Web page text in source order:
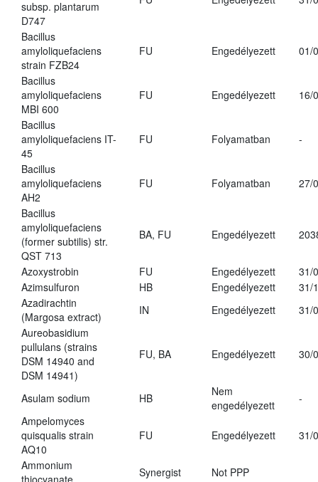
subsp. plantarum
D747
Bacillus
amyloliquefaciens
strain FZB24
FU Engedélyezett 01/
Bacillus
amyloliquefaciens
MBI 600
FU Engedélyezett 16/
Bacillus
amyloliquefaciens IT-
45
FU Folyamatban -
Bacillus
amyloliquefaciens
AH2
FU Folyamatban 27/
Bacillus
amyloliquefaciens
(former subtilis) str.
QST 713
BA, FU Engedélyezett
Azoxystrobin FU Engedélyezett
31/
Azimsulfuron
HB Engedélyezett
31/
Azadirachtin
(Margosa extract)
IN Engedélyezett
31/
Aureobasidium
pullulans (strains
DSM 14940 and
DSM 14941)
FU, BA Engedélyezett 30/
Asulam sodium HB
Nem
engedélyezett
-
Ampelomyces
quisqualis strain
AQ10
FU Engedélyezett 31/
Ammonium
Synergist Not PPP